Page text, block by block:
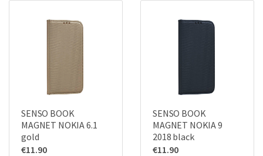
SENSO BOOK
MAGNET NOKIA 6.1
gold
€11.90
SENSO BOOK
MAGNET NOKIA 9
2018 black
€11.90